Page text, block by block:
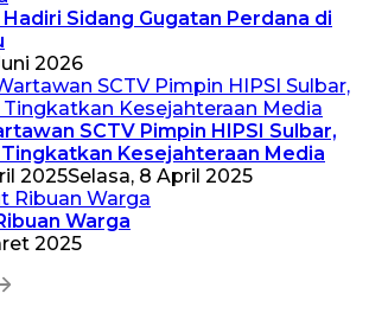
Sidang Gugatan Perdana di
2026
SCTV Pimpin HIPSI Sulbar,
Kesejahteraan Media
2025Selasa, 8 April 2025
Warga
2025